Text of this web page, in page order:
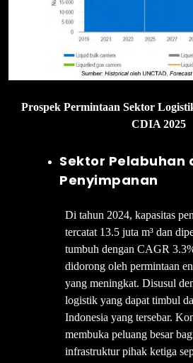
Prospek Permintaan Sektor
CDIA 2025
Sektor Pelabuhan
Penyimpanan
Di tahun 2024, kapasitas
tercatat 13.5 juta m³ dan
tumbuh dengan CAGR
didorong oleh permintaan
yang meningkat. Disusul
logistik yang dapat timbul
Indonesia yang tersebar.
membuka peluang besar
infrastruktur pihak ketiga